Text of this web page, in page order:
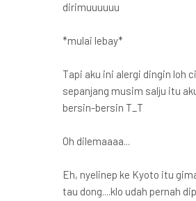
dirimuuuuuu
*mulai lebay*
Tapi aku ini alergi dingin loh
sepanjang musim salju itu
bersin-bersin T_T
Oh dilemaaaa...
Eh, nyelinep ke Kyoto itu
tau dong....klo udah pernah